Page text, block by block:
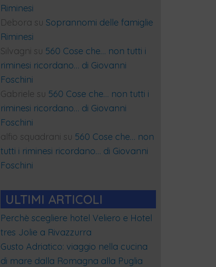
Riminesi
Debora su Soprannomi delle famiglie
Riminesi
Silvagni su 560 Cose che… non tutti i
riminesi ricordano… di Giovanni
Foschini
Gabriele su 560 Cose che… non tutti i
riminesi ricordano… di Giovanni
Foschini
alfio squadrani su 560 Cose che… non
tutti i riminesi ricordano… di Giovanni
Foschini
ULTIMI ARTICOLI
Perchè scegliere hotel Veliero e Hotel
tres Jolie a Rivazzurra
Gusto Adriatico: viaggio nella cucina
di mare dalla Romagna alla Puglia